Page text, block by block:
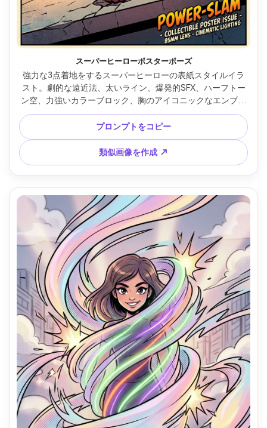
スーパーヒーローポスターポーズ
強力な3点着地をするスーパーヒーローの表紙スタイルイラ
スト。劇的な遠近法、太いライン、爆発的SFX、ハーフトー
ン空、力強いカラーブロック、胸のアイコニックなエンブレ
ム、ポスターらしいハイエナジー構図、85mmレンズ、浅い
被写界深度、ソフトな映画風ライティング --ar 4:5
プロンプトをコピー
類似画像を作成 ↗